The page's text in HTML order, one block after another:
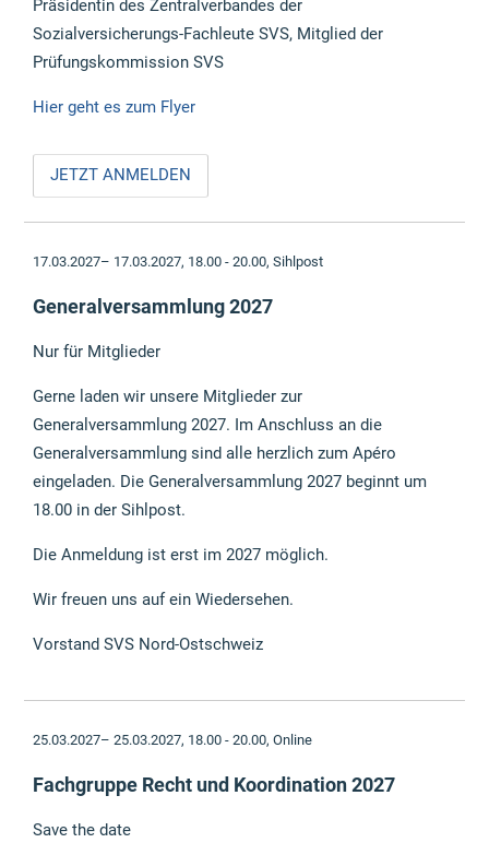
Präsidentin des Zentralverbandes der
Sozialversicherungs-Fachleute SVS, Mitglied der
Prüfungskommission SVS
Hier geht es zum Flyer
JETZT ANMELDEN
17.03.2027– 17.03.2027, 18.00 - 20.00, Sihlpost
Generalversammlung 2027
Nur für Mitglieder
Gerne laden wir unsere Mitglieder zur
Generalversammlung 2027. Im Anschluss an die
Generalversammlung sind alle herzlich zum Apéro
eingeladen. Die Generalversammlung 2027 beginnt um
18.00 in der Sihlpost.
Die Anmeldung ist erst im 2027 möglich.
Wir freuen uns auf ein Wiedersehen.
Vorstand SVS Nord-Ostschweiz
25.03.2027– 25.03.2027, 18.00 - 20.00, Online
Fachgruppe Recht und Koordination 2027
Save the date